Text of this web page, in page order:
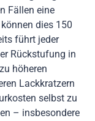
Fällen eine
dies 150
führt jeder
Rückstufung in
höheren
Lackkratzern
selbst zu
– insbesondere